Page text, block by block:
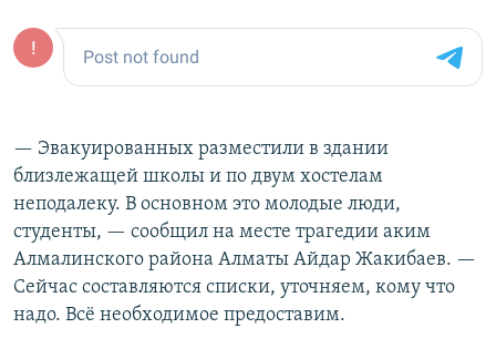
— Эвакуированных разместили в здании
близлежащей школы и по двум хостелам
неподалеку. В основном это молодые люди,
студенты, — сообщил на месте трагедии аким
Алмалинского района Алматы Айдар Жакибаев. —
Сейчас составляются списки, уточняем, кому что
надо. Всё необходимое предоставим.